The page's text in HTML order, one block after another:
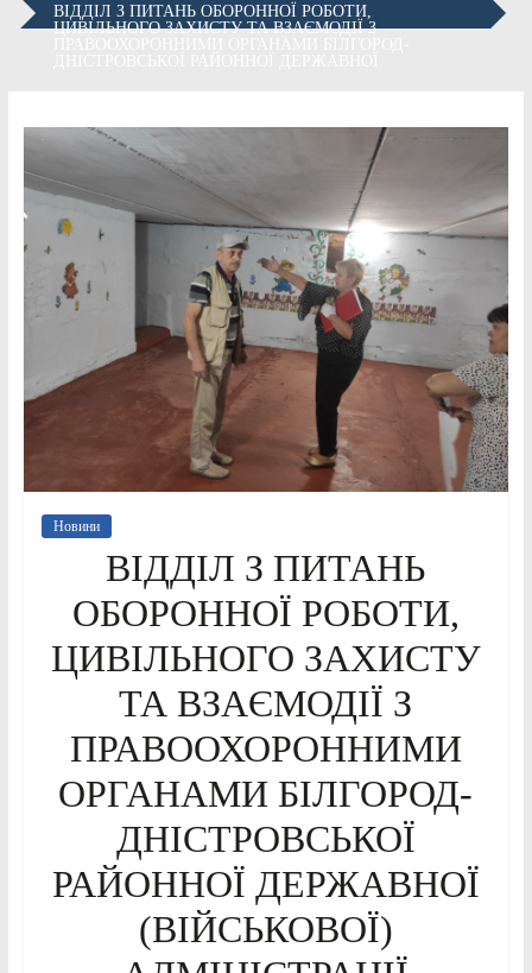
ВІДДІЛ З ПИТАНЬ ОБОРОННОЇ РОБОТИ,
ЦИВІЛЬНОГО ЗАХИСТУ ТА ВЗАЄМОДІЇ З
Новини
ВІДДІЛ З ПИТАНЬ
ОБОРОННОЇ РОБОТИ,
ЦИВІЛЬНОГО ЗАХИСТУ
ТА ВЗАЄМОДІЇ З
ПРАВООХОРОННИМИ
ОРГАНАМИ БІЛГОРОД-
ДНІСТРОВСЬКОЇ
РАЙОННОЇ ДЕРЖАВНОЇ
(ВІЙСЬКОВОЇ)